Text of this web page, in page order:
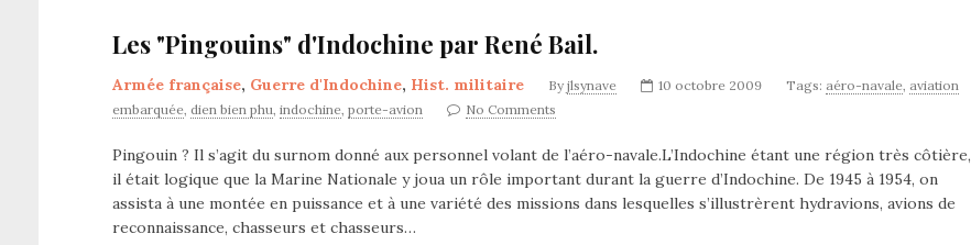
Les "Pingouins" d'Indochine par René Bail.
Armée française, Guerre d'Indochine, Hist. militaire By jlsynave 10 octobre 2009 Tags: aéro-navale, aviation
embarquée, dien bien phu, indochine, porte-avion No Comments
Pingouin ? Il s’agit du surnom donné aux personnel volant de l’aéro-navale.L’Indochine étant une région très côtière,
il était logique que la Marine Nationale y joua un rôle important durant la guerre d’Indochine. De 1945 à 1954, on
assista à une montée en puissance et à une variété des missions dans lesquelles s’illustrèrent hydravions, avions de
reconnaissance, chasseurs et chasseurs…